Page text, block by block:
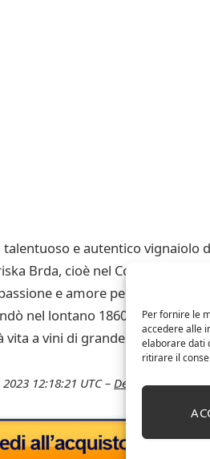
Per fornire le
accedere alle
elaborare dati
ritirare il
e autentico vignaiolo
Brda, cioè nel Collio Sloveno,
e amore per il territorio
nel lontano 1860. Forte di
vita a vini di grande personalità
12:18:21 UTC – Dettagli)